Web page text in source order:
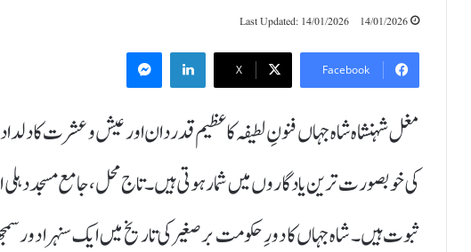
14/01/2026
Last Updated: 14/01/2026
Facebook
X
LinkedIn
مغل شہنشاہ شاہ جہاں فنونِ لطیفہ کا عظیم قدردان اور عیش و عشرت کا
کی خوبصورت ترین یادگاروں میں شمار ہوتی ہیں۔ تاج محل، جامع مسجد
ثبوت ہیں۔ شاہ جہاں کا دورِ حکومت برصغیر کی تاریخ میں ایک سنہرا